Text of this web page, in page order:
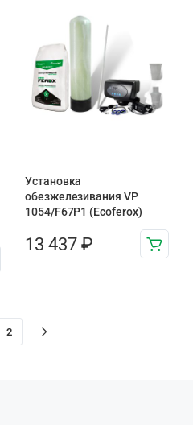
Установка
обезжелезивания VP
1054/F67P1 (Ecoferox)
13 437 ₽
2